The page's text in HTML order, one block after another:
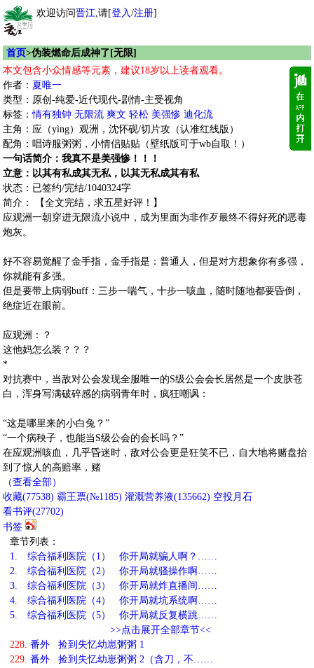
欢迎访问晋江,请[登入/注册]
首页>伪装燃命后成神了[无限]
本文包含小众情感等元素，建议18岁以上读者观看。
作者： 夏唯一
类型：原创-纯爱-近代现代-剧情-主受视角
标签：情有独钟 无限流 爽文 轻松 美强惨 迪化流
主角：应（yìng）观洲，沈怀砚/切片攻（认准红线版）
配角：唱诗服粥粥，小情侣贴贴（壁纸版可于wb自取！）
一句话简介：我真不是美强惨！！！
立意：以其有私成其无私，以其无私成其有私
状态：已签约/完结/1040324字
简介： 【全文完结，求五星好评！】
应观洲一朝穿进无限流小说中，成为里面为非作歹最终不得好死的恶毒
炮灰。
好不容易觉醒了金手指，金手指是：普通人，但是对方想象你有多强，
你就能有多强。
但是要带上病弱buff：三步一喘气，十步一咳血，随时随地都要昏倒，
绝症近在眼前。
应观洲：？
这他妈怎么装？？？
*
对抗赛中，当敌对公会发现全服唯一的S级公会会长居然是一个皮肤苍
白，浑身写满破碎感的病弱青年时，疯狂嘲讽：
“这是哪里来的小白兔？”
“一个病秧子，也能当S级公会的会长吗？”
在应观洲咳血，几乎昏迷时，敌对公会更是狂笑不已，自大地将赌盘抬
到了惊人的高赔率，赌
（查看全部）
收藏(77538) 霸王票(№1185) 灌溉营养液(135662) 空投月石
看书评(27702)
书签
章节列表：
1.
综合福利医院（1） 你开局就骗人啊？……
2.
综合福利医院（2） 你开局就骚操作啊……
3.
综合福利医院（3） 你开局就炸直播间……
4.
综合福利医院（4） 你开局就坑系统啊……
5.
综合福利医院（5） 你开局就反复横跳……
>>点击展开全部章节<<
228. 番外 捡到失忆幼崽粥粥 1
229. 番外 捡到失忆幼崽粥粥 2（含刀，不……